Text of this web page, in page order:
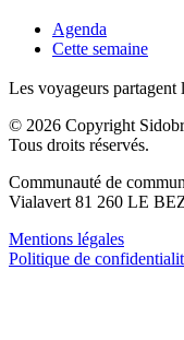
Agenda
Cette semaine
Les voyageurs partagent
© 2026 Copyright
Tous droits réservés.
Communauté de
Vialavert 81 260 LE
Mentions légales
Politique de